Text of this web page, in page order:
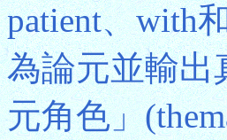
patient、with
為論元並輸出
元角色」